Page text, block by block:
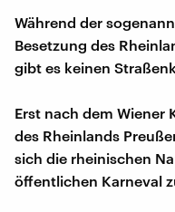
Während der
Besetzung des
gibt es keinen
Erst nach dem Wiener
des Rheinlands
sich die rheinischen
öffentlichen Karneval